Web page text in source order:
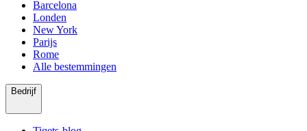
Barcelona
Londen
New York
Parijs
Rome
Alle bestemmingen
Bedrijf